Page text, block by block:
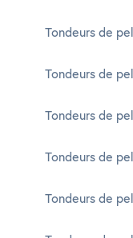
Tondeurs de
Tondeurs de
Tondeurs de
Tondeurs de
Tondeurs de